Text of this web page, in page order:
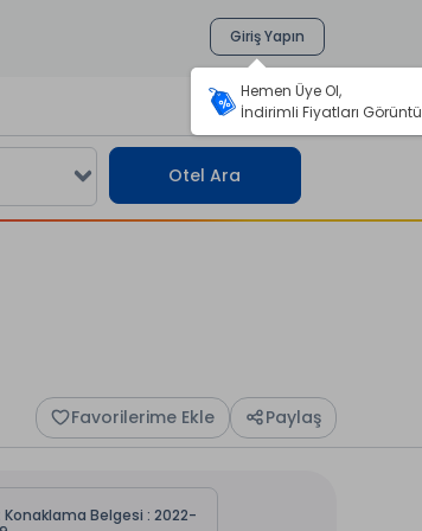
Giriş Yapın
Otel Ara
Favorilerime Ekle Paylaş
Konaklama Belgesi : 2022-
Hemen Üye Ol,
İndirimli Fiyatları